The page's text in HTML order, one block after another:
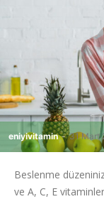
eniyivitamin - 31 Mart
Beslenme
ve A, C, E